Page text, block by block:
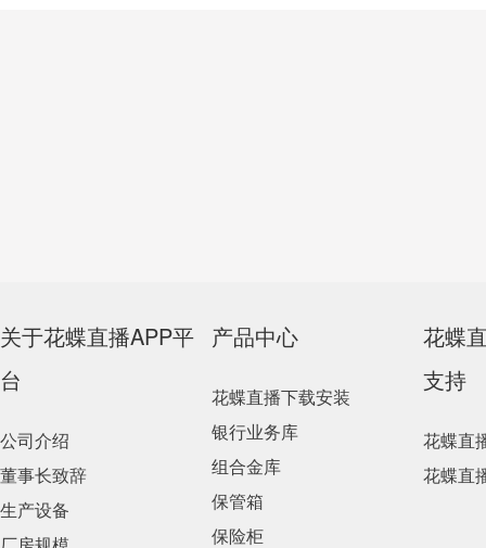
关于花蝶直播APP平
台
公司介绍
董事长致辞
生产设备
产品中心
花蝶直播下载安装
银行业务库
组合金库
保管箱
保险柜
花蝶
支持
花蝶直
花蝶直